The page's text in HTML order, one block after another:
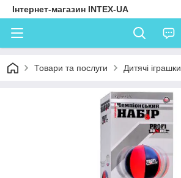
Інтернет-магазин INTEX-UA
Товари та послуги Дитячі іграшки